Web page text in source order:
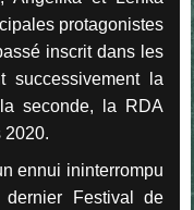
protagonistes
inscrit dans les
successivement la
seconde, la RDA
2020.
ennui ininterrompu
Festival de